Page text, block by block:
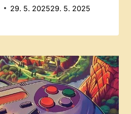
29. 5. 202529. 5. 2025